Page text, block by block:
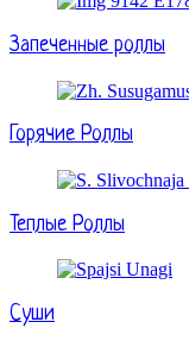
Запеченные роллы
Горячие Роллы
Теплые Роллы
Суши